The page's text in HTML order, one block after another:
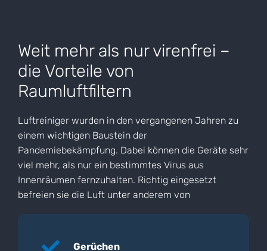
Weit mehr als nur virenfrei –
die Vorteile von
Raumluftfiltern
Luftreiniger wurden in den vergangenen Jahren zu
einem wichtigen Baustein der
Pandemiebekämpfung. Dabei können die Geräte sehr
viel mehr, als nur ein bestimmtes Virus aus
Innenräumen fernzuhalten. Richtig eingesetzt
befreien sie die Luft unter anderem von
Gerüchen